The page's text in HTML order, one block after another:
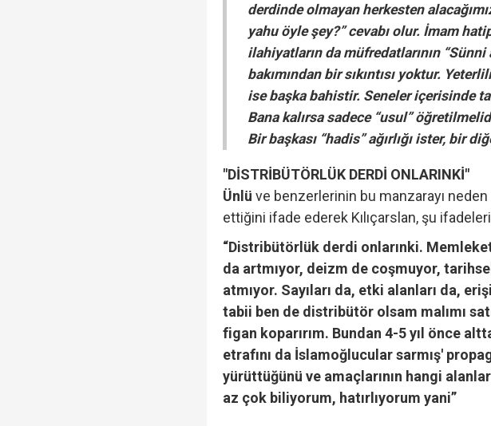
derdinde olmayan herkesten
yahu öyle şey?” cevabı olur. İmam
ilahiyatların da müfredatlarının
bakımından bir sıkıntısı yoktur.
ise başka bahistir. Seneler içerisinde
Bana kalırsa sadece “usul”
Bir başkası “hadis” ağırlığı ister, bir
"DİSTRİBÜTÖRLÜK DERDİ ONLARINKİ"
Ünlü ve benzerlerinin bu manzarayı
ettiğini ifade ederek Kılıçarslan, şu ifadeleri
“Distribütörlük derdi onlarınki.
da artmıyor, deizm de coşmuyor,
atmıyor. Sayıları da, etki alanları da,
tabii ben de distribütör olsam malımı
figan koparırım. Bundan 4-5 yıl önce
etrafını da İslamoğlucular sarmış'
yürüttüğünü ve amaçlarının hangi
az çok biliyorum, hatırlıyorum yani”